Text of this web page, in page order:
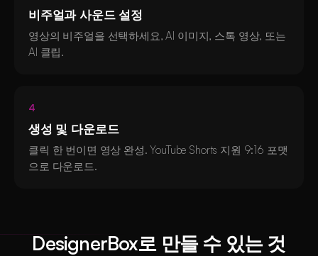
비주얼과 사운드 설정
영상의 비주얼을 선택하세요, AI 이미지, 스톡 영상, 또는
AI 클립.
4
생성 및 다운로드
클릭 한 번이면 영상 완성. YouTube Shorts 지원 9:16 포맷
으로 다운로드.
DesignerBox로 만들 수 있는 것